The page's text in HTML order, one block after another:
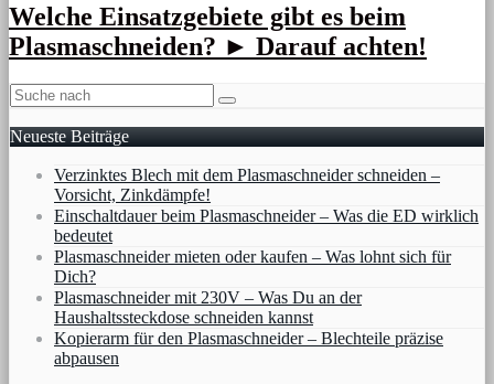
Welche Einsatzgebiete gibt es beim
Plasmaschneiden? ► Darauf achten!
Neueste Beiträge
Verzinktes Blech mit dem Plasmaschneider schneiden –
Vorsicht, Zinkdämpfe!
Einschaltdauer beim Plasmaschneider – Was die ED wirklich
bedeutet
Plasmaschneider mieten oder kaufen – Was lohnt sich für
Dich?
Plasmaschneider mit 230V – Was Du an der
Haushaltssteckdose schneiden kannst
Kopierarm für den Plasmaschneider – Blechteile präzise
abpausen